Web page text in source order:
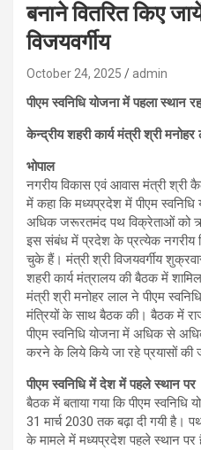
बनाने वितरित किए
विजयवर्गीय
October 24, 2025 admin
पीएम स्वनिधि योजना में पहला स्थान
केन्द्रीय शहरी कार्य मंत्री श्री
भोपाल
नगरीय विकास एवं आवास मंत्री श्री
में कहा कि मध्यप्रदेश में पीएम
अधिक जरूरतमंद पथ विक्रेताओं को
इस संबंध में प्रदेश के प्रत्येक नगरीय
चुके हैं। मंत्री श्री विजयवर्गीय
शहरी कार्य मंत्रालय की बैठक में
मंत्री श्री मनोहर लाल ने पीएम
मंत्रियों के साथ बैठक की। बैठक में
पीएम स्वनिधि योजना में अधिक से
करने के लिये किये जा रहे प्रयासों की
पीएम स्वनिधि में देश में पहले स्थान पर
बैठक में बताया गया कि पीएम
31 मार्च 2030 तक बढ़ा दी गयी है।
के मामले में मध्यप्रदेश पहले स्थान पर